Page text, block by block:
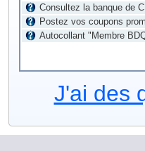
Consultez la banque de
Postez vos coupons
Autocollant "Membre
J'ai des